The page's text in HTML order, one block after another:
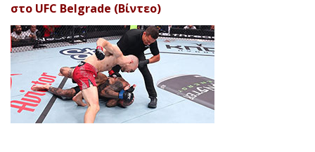
στο UFC Belgrade (Βίντεο)